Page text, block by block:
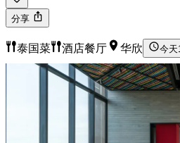
分享
泰国菜 酒店餐厅 华欣 今天